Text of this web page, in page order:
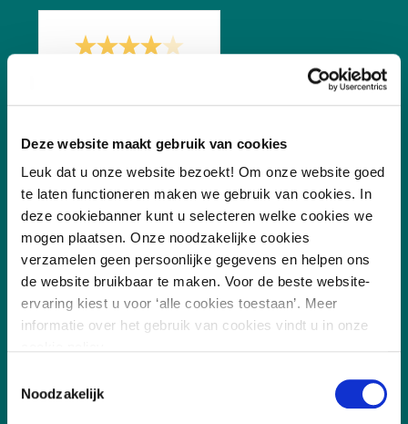
Deze website maakt gebruik van cookies
Leuk dat u onze website bezoekt! Om onze website goed
te laten functioneren maken we gebruik van cookies. In
deze cookiebanner kunt u selecteren welke cookies we
mogen plaatsen. Onze noodzakelijke cookies
verzamelen geen persoonlijke gegevens en helpen ons
de website bruikbaar te maken. Voor de beste website-
ervaring kiest u voor ‘alle cookies toestaan’. Meer
informatie over het gebruik van cookies vindt u in onze
Noodzakelijk
Vakgebieden
Leefomgeving
Digitalisering
Sociaal